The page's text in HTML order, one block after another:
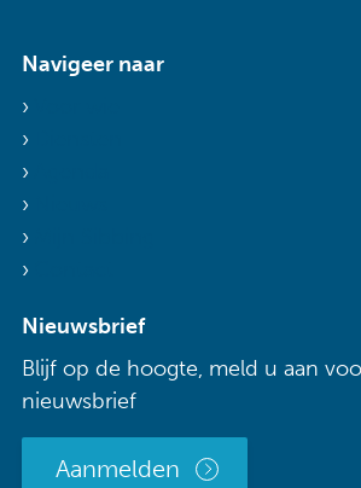
Navigeer naar
Nieuwsbrief
Blijf op de hoogte, meld u aan
nieuwsbrief
Aanmelden